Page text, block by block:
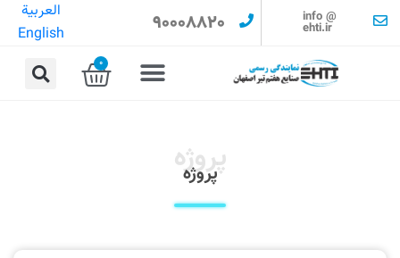
info @
ehti.ir
90008820
العربية
English
0
پروژه
پروژه